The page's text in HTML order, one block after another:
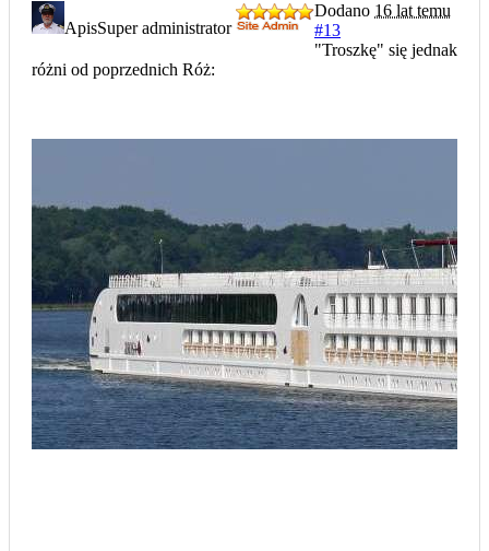
ApisSuper administrator
Dodano 16 lat temu
#13
"Troszkę" się jednak
różni od poprzednich Róż: